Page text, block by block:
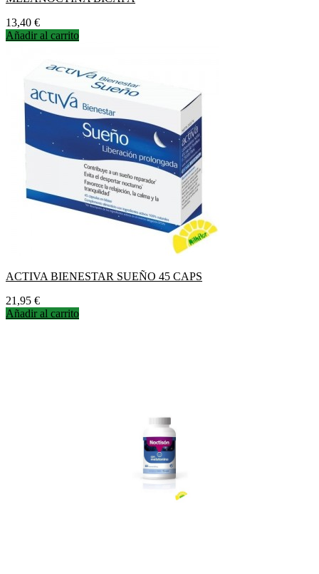
Precio
13,40 €
Añadir al carrito
ACTIVA BIENESTAR SUEÑO 45 CAPS
Precio
21,95 €
Añadir al carrito